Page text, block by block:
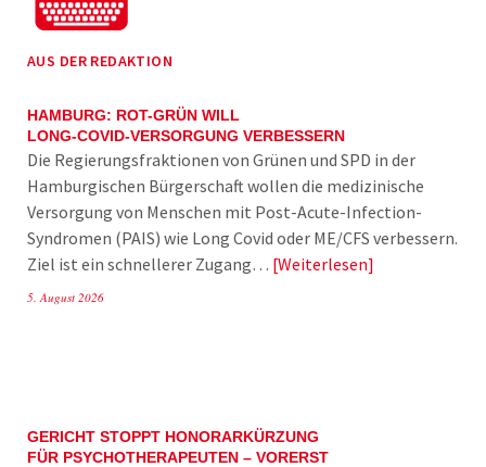
AUS DER REDAKTION
HAMBURG: ROT-GRÜN WILL
LONG-COVID-VERSORGUNG VERBESSERN
Die Regierungsfraktionen von Grünen und SPD in der
Hamburgischen Bürgerschaft wollen die medizinische
Versorgung von Menschen mit Post-Acute-Infection-
Syndromen (PAIS) wie Long Covid oder ME/CFS verbessern.
Ziel ist ein schnellerer Zugang… Weiterlesen
5. August 2026
GERICHT STOPPT HONORARKÜRZUNG
FÜR PSYCHOTHERAPEUTEN – VORERST